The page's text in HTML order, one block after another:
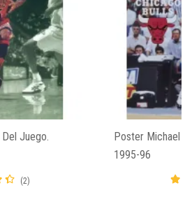
Juego.
(2)
Poster Michael
1995-96